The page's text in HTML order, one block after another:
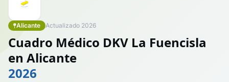
Alicante Actualizado 2026
Cuadro Médico DKV La Fuencisla
en Alicante
2026